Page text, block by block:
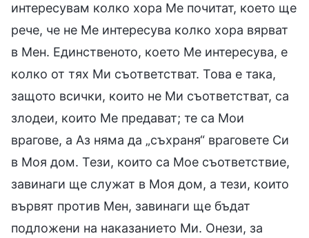
интересувам колко хора Ме почитат, което ще
рече, че не Ме интересува колко хора вярват
в Мен. Единственото, което Ме интересува, е
колко от тях Ми съответстват. Това е така,
защото всички, които не Ми съответстват, са
злодеи, които Ме предават; те са Мои
врагове, а Аз няма да „съхраня“ враговете Си
в Моя дом. Тези, които са Мое съответствие,
завинаги ще служат в Моя дом, а тези, които
вървят против Мен, завинаги ще бъдат
подложени на наказанието Ми. Онези, за